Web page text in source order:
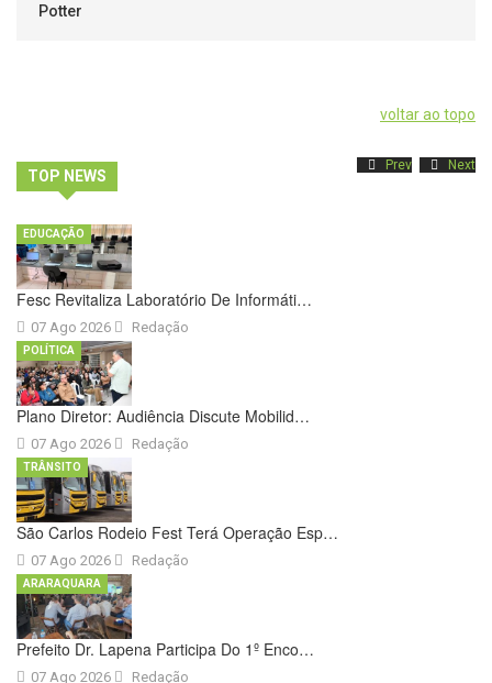
Potter
voltar ao topo
TOP NEWS
Prev Next
Fesc Revitaliza Laboratório De Informáti…
07 Ago 2026
EDUCAÇÃO
Redação
Plano Diretor: Audiência Discute Mobilid…
07 Ago 2026
POLÍTICA
Redação
São Carlos Rodeio Fest Terá Operação Esp…
07 Ago 2026
TRÂNSITO
Redação
Prefeito Dr. Lapena Participa Do 1º Enco…
07 Ago 2026
ARARAQUARA
Redação